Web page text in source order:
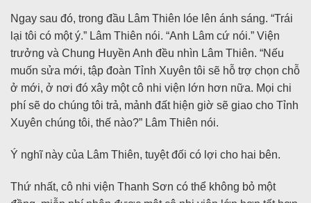
Ngay sau đó, trong đầu Lâm Thiên lóe lên ánh sáng. “Trái
lại tôi có một ý.” Lâm Thiên nói. “Anh Lâm cứ nói.” Viện
trưởng và Chung Huyền Anh đều nhìn Lâm Thiên. “Nếu
muốn sửa mới, tập đoàn Tỉnh Xuyên tôi sẽ hỗ trợ chọn chỗ
ở mới, ở nơi đó xây một cô nhi viện lớn hơn nữa. Mọi chi
phí sẽ do chúng tôi trả, mảnh đất hiện giờ sẽ giao cho Tỉnh
Xuyên chúng tôi, thế nào?” Lâm Thiên nói.
Ý nghĩ này của Lâm Thiên, tuyệt đối có lợi cho hai bên.
Thứ nhất, cô nhi viện Thanh Sơn có thể không bỏ một